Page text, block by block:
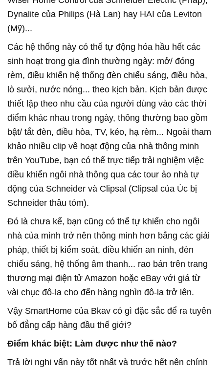
Dynalite của Philips (Hà Lan) hay HAI của Leviton
(Mỹ)...
Các hệ thống này có thể tự động hóa hầu hết các
sinh hoạt trong gia đình thường ngày: mở/ đóng
rèm, điều khiển hệ thống đèn chiếu sáng, điều hòa,
lò sưởi, nước nóng... theo kịch bản. Kịch bản được
thiết lập theo nhu cầu của người dùng vào các thời
điểm khác nhau trong ngày, thông thường bao gồm
bật/ tắt đèn, điều hòa, TV, kéo, hạ rèm... Ngoài tham
khảo nhiều clip về hoạt động của nhà thông minh
trên YouTube, bạn có thể trực tiếp trải nghiệm việc
điều khiển ngôi nhà thông qua các tour ảo nhà tự
động của Schneider và Clipsal (Clipsal của Úc bị
Schneider thâu tóm).
Đó là chưa kể, bạn cũng có thể tự khiến cho ngôi
nhà của mình trở nên thông minh hơn bằng các giải
pháp, thiết bị kiểm soát, điều khiển an ninh, đèn
chiếu sáng, hệ thống âm thanh... rao bán trên trang
thương mại điện tử Amazon hoặc eBay với giá từ
vài chục đô-la cho đến hàng nghìn đô-la trở lên.
Vậy SmartHome của Bkav có gì đặc sắc để ra tuyên
bố đẳng cấp hàng đầu thế giới?
Điểm khác biệt: Làm được như thế nào?
Trả lời nghi vấn này tốt nhất và trước hết nên chính